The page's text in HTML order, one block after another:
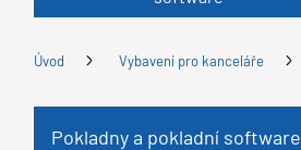
Úvod Vybavení pro kanceláře
Pokladny a pokladní software